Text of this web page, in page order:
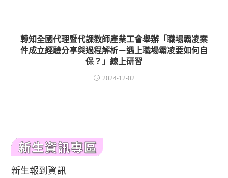
轉知全國代理暨代課教師產業工會舉辦「職場霸凌案
件成立經驗分享與過程解析－遇上職場霸凌要如何自
保？」線上研習
2024-12-02
新生報到資訊